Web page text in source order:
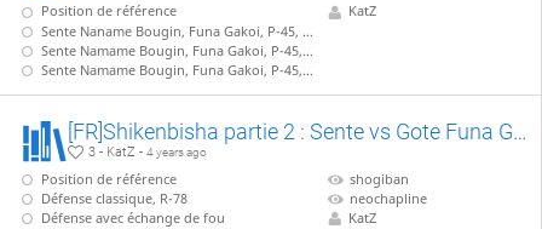
Position de référence
Sente Naname Bougin, Funa Gakoi, P-45, S-53
Sente Namame Bougin, Funa Gakoi, P-45, B*66, R*39
Sente Namame Bougin, Funa Gakoi, P-45, B*66, P*46
KatZ
[FR]Shikenbisha partie 2 : Sente vs Gote Funa Gakoi + Bougin
3 - KatZ - 4 years ago
Position de référence
Défense classique, R-78
Défense avec échange de fou
shogiban
neochapline
KatZ